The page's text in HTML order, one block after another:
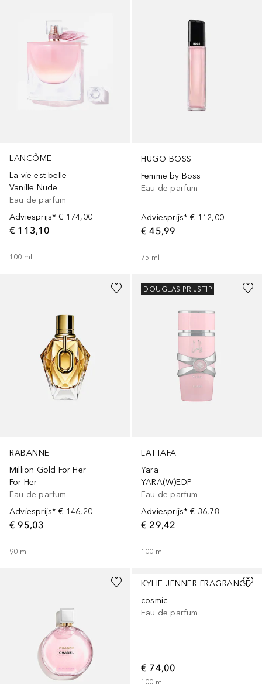
LANCÔME
La vie est belle
Vanille Nude
Eau de parfum
Adviesprijs* € 174,00
€ 113,10
100 ml
HUGO BOSS
Femme by Boss
Eau de parfum
Adviesprijs* € 112,00
€ 45,99
75 ml
RABANNE
Million Gold For Her
For Her
Eau de parfum
Adviesprijs* € 146,20
€ 95,03
90 ml
LATTAFA
Yara
YARA(W)EDP
Eau de parfum
Adviesprijs* € 36,78
€ 29,42
100 ml
DOUGLAS PRIJSTIP
KYLIE JENNER FRAGRANCE
cosmic
Eau de parfum
€ 74,00
100 ml